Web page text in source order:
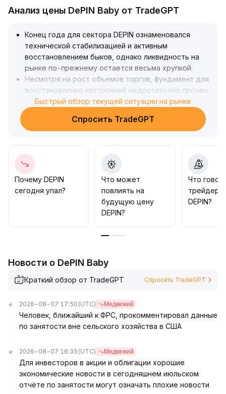
Анализ цены DePIN Baby от TradeGPT
Конец года для сектора DEPIN ознаменовался
технической стабилизацией и активным
восстановлением быков, однако ликвидность на
рынке по-прежнему остается весьма хрупкой.
Несмотря на рост объемов торгов, фундамент для
восстановления настроений недостаточно прочен
Рекомендуется инвесторам соблюдать
осторожность при краткосрочных операциях,
избегать погонь за ростом на фоне эмоционального
капитала
В средне- и долгосрочной перспективе стоит
сосредоточить внимание на реальном расширении
сетей активов и прогрессе внедрения приложений
проектов; если ликвидность и фундаментальные
показатели не претерпят существенных
15% вряд ли перерастет в устойчивый
Быстрый обзор текущей ситуации на рынке
Спросить TradeGPT
Почему DEPIN
сегодня упал?
Что может
повлиять на
будущую цену
DEPIN?
Что
трейдеры
DEPIN?
Новости о DePIN Baby
Краткий обзор от TradeGPT Спросить TradeGPT
2026-08-07 17:50 (UTC) Медвежий
Человек, ближайший к ФРС, прокомментировал данные
по занятости вне сельского хозяйства в США
2026-08-07 16:35 (UTC) Медвежий
Для инвесторов в акции и облигации хорошие
экономические новости в сегодняшнем июльском
отчёте по занятости могут означать плохие новости